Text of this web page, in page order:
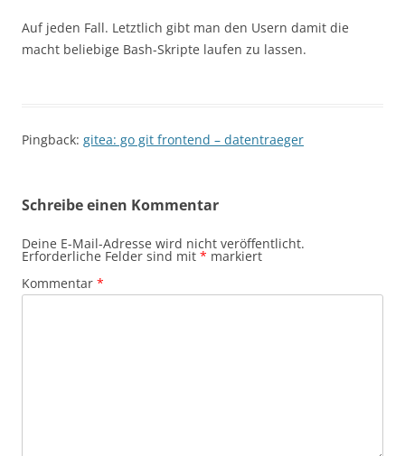
Auf jeden Fall. Letztlich gibt man den Usern damit die
macht beliebige Bash-Skripte laufen zu lassen.
Pingback: gitea: go git frontend – datentraeger
Schreibe einen Kommentar
Deine E-Mail-Adresse wird nicht veröffentlicht.
Erforderliche Felder sind mit * markiert
Kommentar *